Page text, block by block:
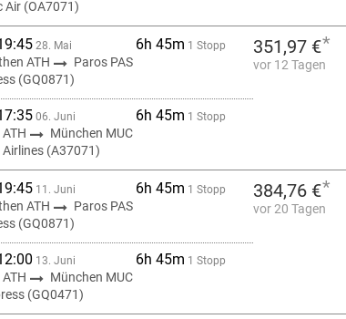
Air (OA7071)
28. Mai 6h 45m 1 Stopp
ATH
Paros PAS
(GQ0871)
06. Juni 6h 45m 1 Stopp
München MUC
(A37071)
351,97 €*
vor 12 Tagen
11. Juni 6h 45m 1 Stopp
ATH
Paros PAS
(GQ0871)
13. Juni 6h 45m 1 Stopp
München MUC
(GQ0471)
384,76 €*
vor 20 Tagen